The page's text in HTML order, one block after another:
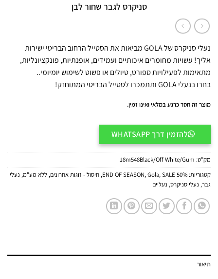
סניקרס לגבר שחור לבן
נעלי סניקרס של GOLA מביאות את הסטייל הרחוב הבריטי ישירות
אליך! עשויות מחומרים איכותיים ועמידים, אופנתיות, פונקציונליות,
מתאימות לפעילויות ספורט, טיולים או פשוט לשימוש יומיומי..
בחרו בנעלי GOLA ותתמכרו לסטייל הבריטי המתוחזק!
מוצר זה חסר כרגע במלאי ואינו זמין.
להזמין דרך WHATSAPP
מק"ט: 18m548Black/Off White/Gum
קטגוריות: 50% END OF SEASON
,Gola,SALE
, חיסול - זוגות אחרונים, ללא מע"מ, נעלי
גבר, נעלי סניקרס, נעליים
תיאור